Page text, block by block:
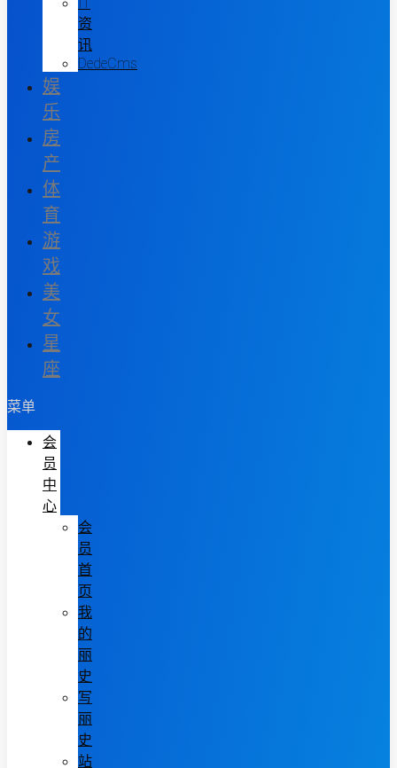
资
讯
DedeCms
娱
乐
房
产
体
育
游
戏
美
女
星
座
菜单
会
员
中
心
会
员
首
页
我
的
丽
史
写
丽
史
站